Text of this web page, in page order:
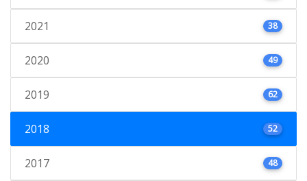
2021 38
2020 49
2019 62
2018 52
2017 48